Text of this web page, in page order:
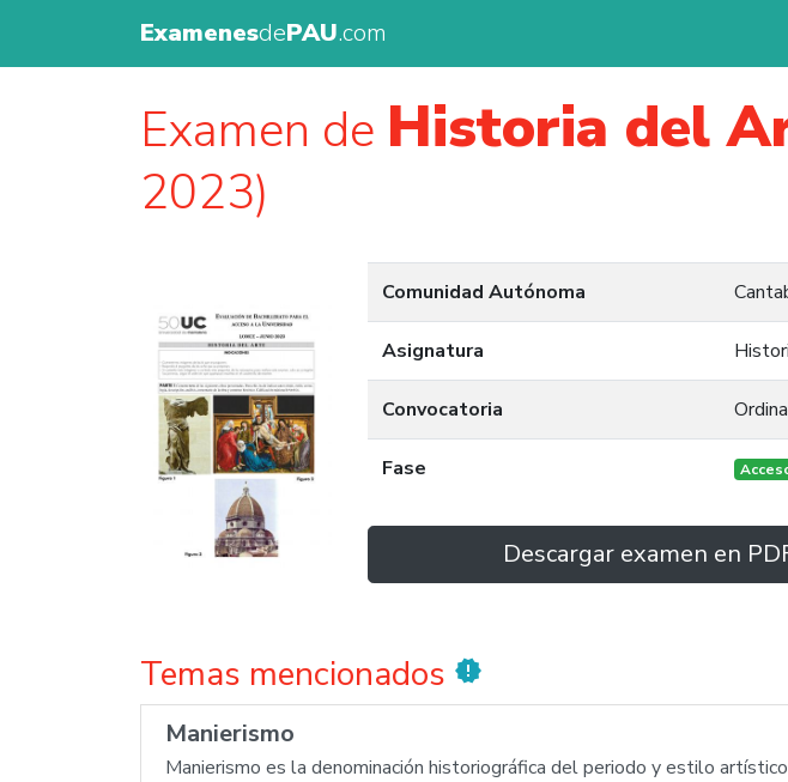
ExamenesdePAU.com
Examen de Historia del
2023)
Comunidad Autónoma
Asignatura
Convocatoria
Fase
Descargar examen en
Temas mencionados new_releases
Manierismo
Manierismo es la denominación historiográfica del periodo y estilo